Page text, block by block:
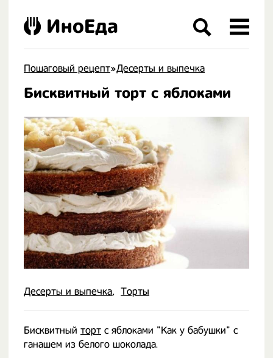
Пошаговый рецепт»Десерты и выпечка
Бисквитный торт с яблоками
Десерты и выпечка Торты
Бисквитный торт с яблоками "Как у бабушки" с
ганашем из белого шоколада.
ИноЕда